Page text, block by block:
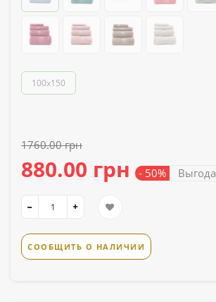
100x150
1760.00 грн
880.00 грн - 50% Выгода
СООБЩИТЬ О НАЛИЧИИ